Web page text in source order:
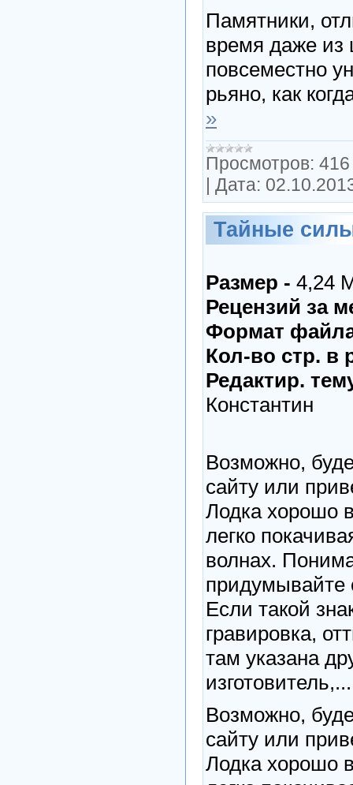
Памятники,
время даже из
повсеместно
рьяно, как
»
Просмотров: 416
Дата:
Тайные
Размер - 4,24
Рецензий за
Формат
Кол-во стр. в
Редактир.
Константин
Возможно,
сайту или
Лодка хорошо
легко
волнах.
придумывайте
Если такой
гравировка,
там указана
изготовитель,...
Возможно,
сайту или
Лодка хорошо